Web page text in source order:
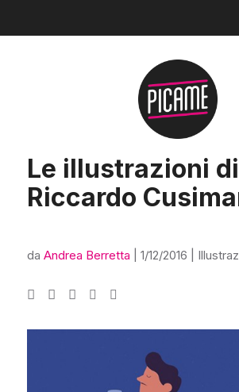
Le illustrazioni di
Riccardo
da Andrea Berretta 1/12/2016